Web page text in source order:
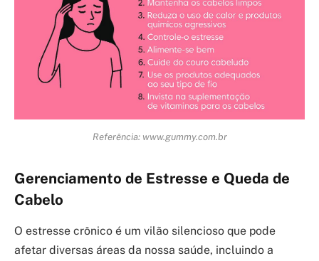
Referência: www.gummy.com.br
Gerenciamento de Estresse e Queda de
Cabelo
O estresse crônico é um vilão silencioso que pode
afetar diversas áreas da nossa saúde, incluindo a